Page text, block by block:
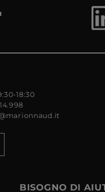
18:30
BISOGNO DI